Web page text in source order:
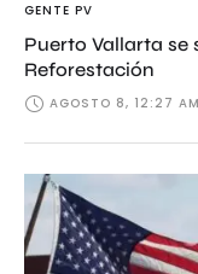
GENTE PV
Puerto Vallarta
Reforestación
AGOSTO 8, 12:27 AM